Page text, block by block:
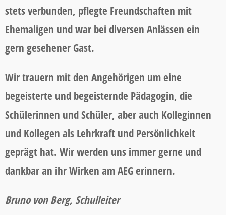
stets verbunden, pflegte Freundschaften mit
Ehemaligen und war bei diversen Anlässen ein
gern gesehener Gast.
Wir trauern mit den Angehörigen um eine
begeisterte und begeisternde Pädagogin, die
Schülerinnen und Schüler, aber auch Kolleginnen
und Kollegen als Lehrkraft und Persönlichkeit
geprägt hat. Wir werden uns immer gerne und
dankbar an ihr Wirken am AEG erinnern.
Bruno von Berg, Schulleiter